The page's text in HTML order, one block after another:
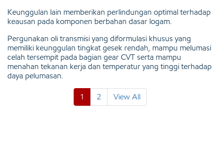
Keunggulan lain memberikan perlindungan optimal terhadap
keausan pada komponen berbahan dasar logam.
Pergunakan oli transmisi yang diformulasi khusus yang
memiliki keunggulan tingkat gesek rendah, mampu melumasi
celah tersempit pada bagian gear CVT serta mampu
menahan tekanan kerja dan temperatur yang tinggi terhadap
daya pelumasan.
1 2 View All